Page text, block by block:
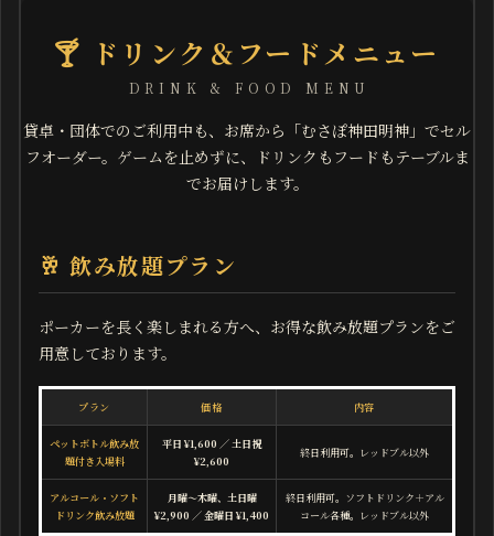
🍸 ドリンク＆フードメニュー
DRINK & FOOD MENU
貸卓・団体でのご利用中も、お席から「むさぽ神田明神」でセル
フオーダー。ゲームを止めずに、ドリンクもフードもテーブルま
でお届けします。
🥂 飲み放題プラン
ポーカーを長く楽しまれる方へ、お得な飲み放題プランをご
用意しております。
プラン 価格 内容
ペットボトル飲み放
題付き入場料
平日 ¥1,600 ／ 土日祝
¥2,600
終日利用可。レッドブル以外
アルコール・ソフト
ドリンク飲み放題
月曜〜木曜、土日曜
¥2,900 ／ 金曜日 ¥1,400
終日利用可。ソフトドリンク＋アル
コール各種。レッドブル以外